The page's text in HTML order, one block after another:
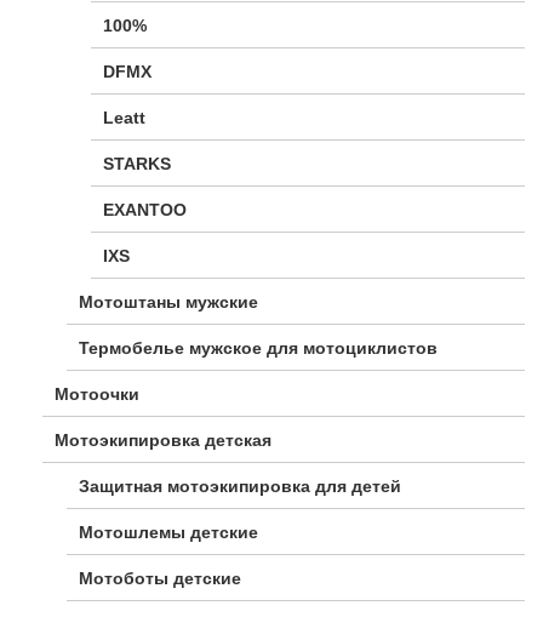
100%
DFMX
Leatt
STARKS
EXANTOO
IXS
Мотоштаны мужские
Термобелье мужское для мотоциклистов
Мотоочки
Мотоэкипировка детская
Защитная мотоэкипировка для детей
Мотошлемы детские
Мотоботы детские